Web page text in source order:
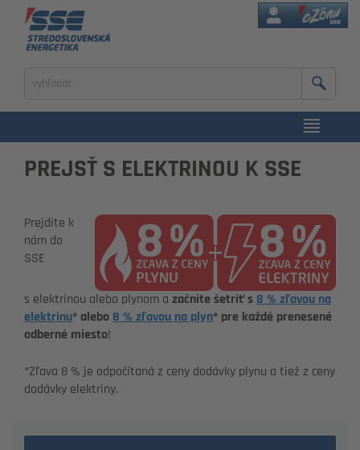
eZóna
Zadajte
výraz
PREJSŤ S ELEKTRINOU K SSE
Prejdite k
nám do
SSE
s elektrinou alebo plynom a začnite šetriť s 8 % zľavou na
elektrinu* alebo 8 % zľavou na plyn* pre každé prenesené
odberné miesto!
*Zľava 8 % je odpočítaná z ceny dodávky plynu a tiež z ceny
dodávky elektriny.